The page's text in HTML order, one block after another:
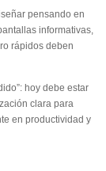
pensando en
informativas,
rápidos deben
hoy debe estar
clara para
en productividad y